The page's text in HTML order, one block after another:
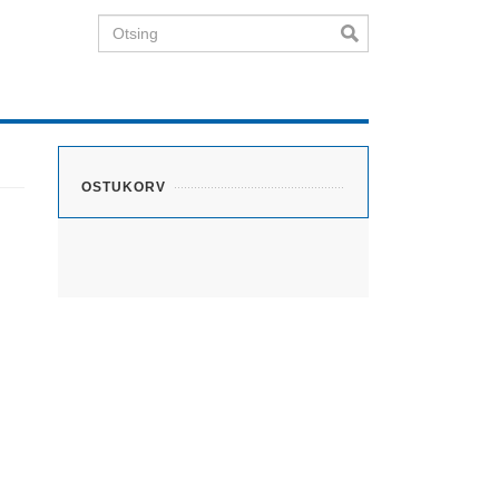
Otsing
OSTUKORV